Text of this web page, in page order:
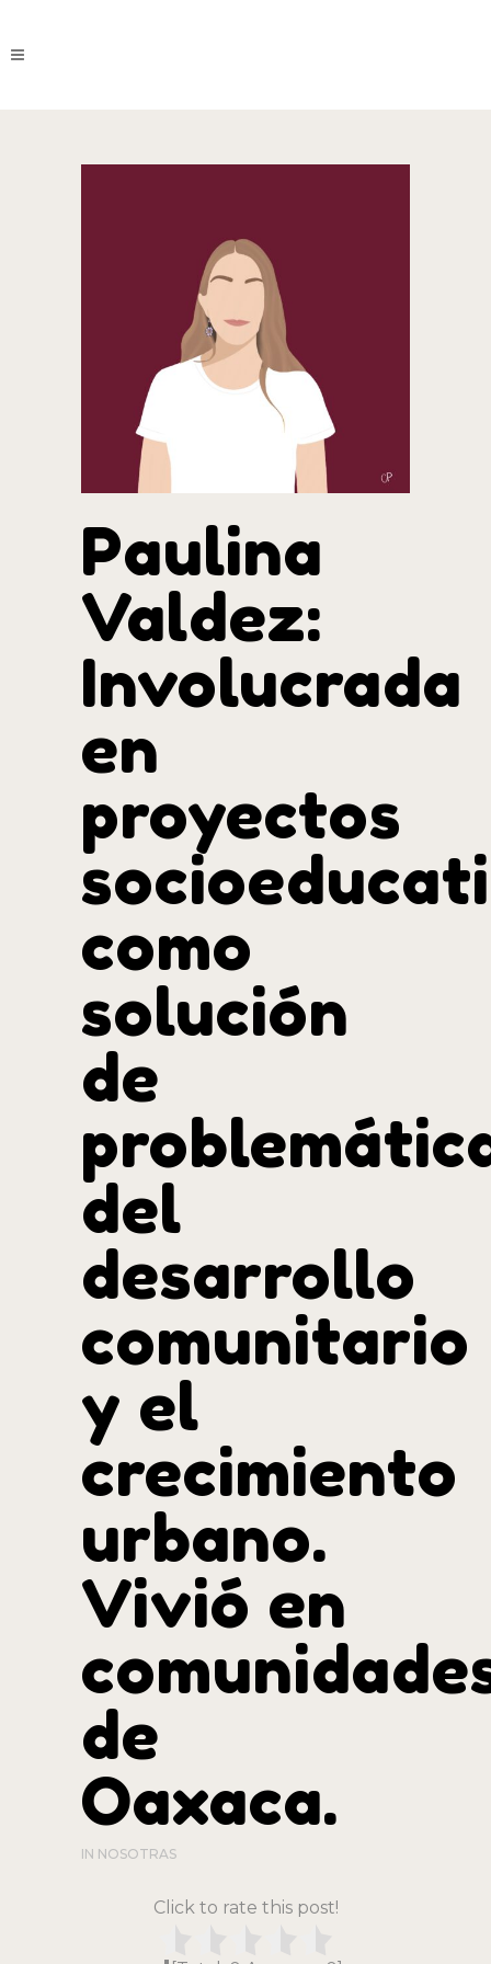
Paulina
Valdez:
Involucrada
en
proyectos
como
solución
de
del
desarrollo
comunitario
y el
crecimiento
urbano.
Vivió en
de
Oaxaca.
IN NOSOTRAS
Click to rate this post!